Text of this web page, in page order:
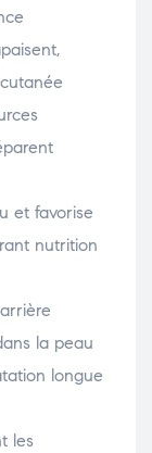
et favorise
nutrition
la peau
longue
les